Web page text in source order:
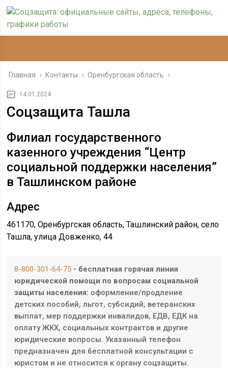
Главная › Контакты › Оренбургская область ›
14.01.2024
Соцзащита Ташла
Филиал государственного
казенного учреждения “Центр
социальной поддержки населения”
в Ташлинском районе
Адрес
461170, Оренбургская область, Ташлинский район, село
Ташла, улица Довженко, 44
8-800-301-64-75 - бесплатная горячая линия
юридической помощи по вопросам социальной
защиты населения: оформление/продление
детских пособий, льгот, субсидий, ветеранских
выплат, мер поддержки инвалидов, ЕДВ, ЕДК на
оплату ЖКХ, социальных контрактов и другие
юридические вопросы. Указанный телефон
предназначен для бесплатной консультации с
юристом и не относится к органу соцзащиты.